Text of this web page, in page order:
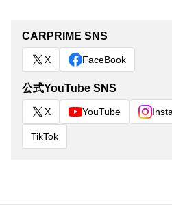
CARPRIME SNS
X FaceBook
公式YouTube SNS
X YouTube
TikTok